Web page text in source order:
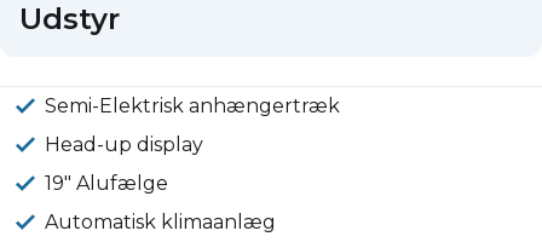
Udstyr
Semi-Elektrisk anhængertræk
Head-up display
19" Alufælge
Automatisk klimaanlæg